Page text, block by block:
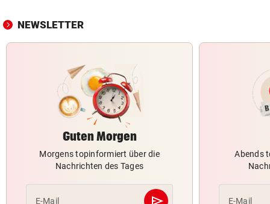
NEWSLETTER
Guten Morgen
Morgens topinformiert über die
Nachrichten des Tages
E-Mail
Abends
E-Mail